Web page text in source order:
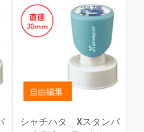
シャチハタ Xスタンパ